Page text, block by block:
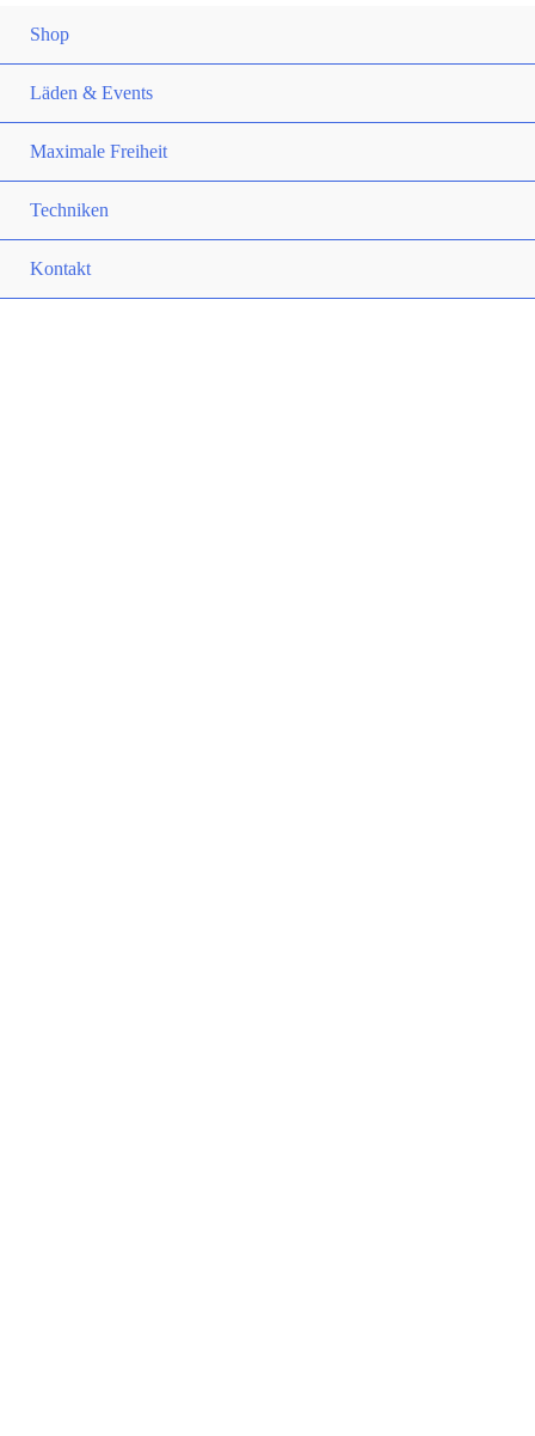
Shop
Läden & Events
Maximale Freiheit
Techniken
Kontakt